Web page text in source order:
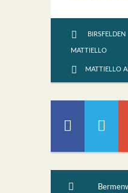
BIRSFELDEN
MATTIELLO
MATTIELLO